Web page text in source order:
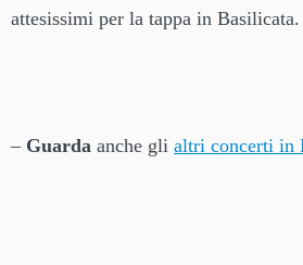
attesissimi per la tappa in Basilicata.
– Guarda anche gli altri concerti in